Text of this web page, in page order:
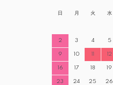
日 月 火 水
2 3 4 5
9 10 11 12
16 17 18 19
23 24 25 26